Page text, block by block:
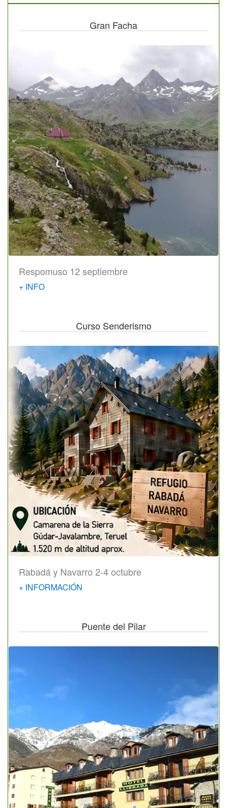
Gran Facha
Respomuso 12 septiembre
+ INFO
Curso Senderismo
Rabadá y Navarro 2-4 octubre
+ INFORMACIÓN
Puente del Pilar